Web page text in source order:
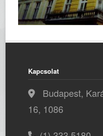
Kapcsolat
Budapest,
16, 1086